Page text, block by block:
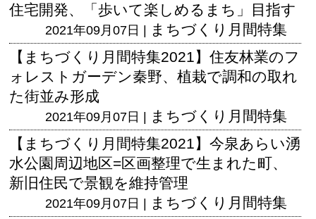
住宅開発、「歩いて楽しめるまち」目指す
2021年09月07日 | まちづくり月間特集
【まちづくり月間特集2021】住友林業のフ
ォレストガーデン秦野、植栽で調和の取れ
た街並み形成
2021年09月07日 | まちづくり月間特集
【まちづくり月間特集2021】今泉あらい湧
水公園周辺地区=区画整理で生まれた町、
新旧住民で景観を維持管理
2021年09月07日 | まちづくり月間特集